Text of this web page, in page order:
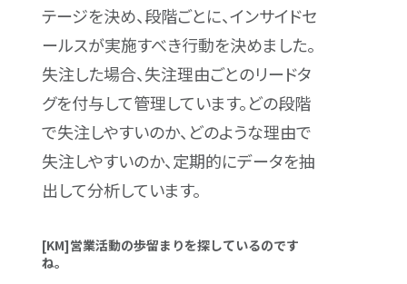
テージを決め、段階ごとに、インサイドセ
ールスが実施すべき行動を決めました。
失注した場合、失注理由ごとのリードタ
グを付与して管理しています。どの段階
で失注しやすいのか、どのような理由で
失注しやすいのか、定期的にデータを抽
出して分析しています。
[KM]営業活動の歩留まりを探しているのです
ね。